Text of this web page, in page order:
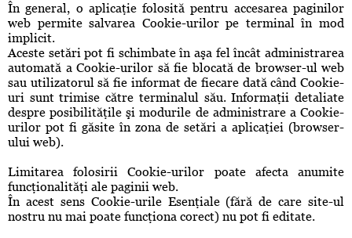
În general, o aplicaţie folosită pentru accesarea paginilor
web permite salvarea Cookie-urilor pe terminal în mod
implicit.
Aceste setări pot fi schimbate în aşa fel încât administrarea
automată a Cookie-urilor să fie blocată de browser-ul web
sau utilizatorul să fie informat de fiecare dată când Cookie-
uri sunt trimise către terminalul său. Informaţii detaliate
despre posibilităţile şi modurile de administrare a Cookie-
urilor pot fi găsite în zona de setări a aplicaţiei (browser-
ului web).
Limitarea folosirii Cookie-urilor poate afecta anumite
funcţionalităţi ale paginii web.
În acest sens Cookie-urile Esenţiale (fără de care site-ul
nostru nu mai poate funcţiona corect) nu pot fi editate.